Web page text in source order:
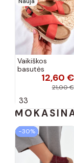
Vaikiškos
basutės
koralinės12,60 €
21,00 €
33
−30%